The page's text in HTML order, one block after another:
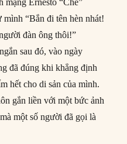
mạng Ernesto “Che”
“Bắn đi tên hèn nhát!
đàn ông thôi!”
sau đó, vào ngày
đã đúng khi khẳng định
hết cho di sản của mình.
gắn liền với một bức ảnh
một số người đã gọi là